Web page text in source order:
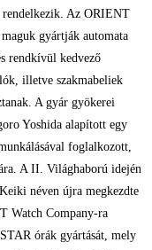
rendelkezik. Az ORIENT
gyártják automata
rendkívül kedvező
illetve szakmabeliek
A gyár gyökerei
Yoshida alapított egy
foglalkozott,
A II. Világhaború idején
néven újra megkezdte
Watch Company-ra
órák gyártását, mely